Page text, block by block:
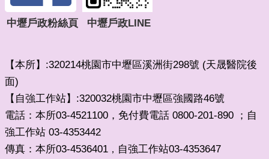
中壢戶政粉絲頁 中壢戶政LINE
【本所】:320214桃園市中壢區溪洲街298號 (天晟醫院後
面)
【自強工作站】:320032桃園市中壢區強國路46號
電話：本所03-4521100，免付費電話 0800-201-890 ；自
強工作站 03-4353442
傳真：本所03-4536401 ， 自強工作站03-4353647